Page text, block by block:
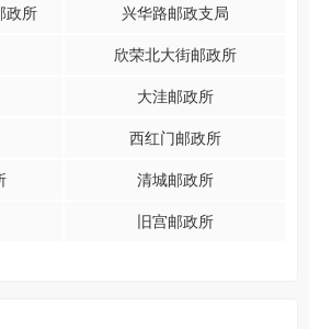
政所 兴华路邮政支局
欣荣北大街邮政所
大洼邮政所
西红门邮政所
清城邮政所
旧宫邮政所